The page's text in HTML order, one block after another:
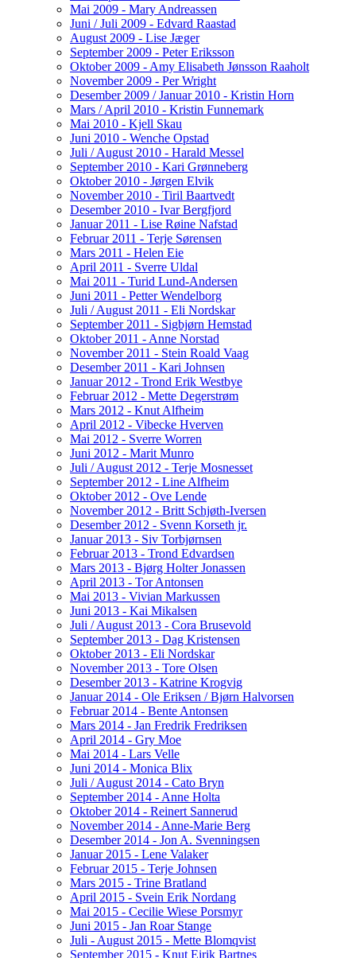
Mai 2009 - Mary Andreassen
Juni / Juli 2009 - Edvard Raastad
August 2009 - Lise Jæger
September 2009 - Peter Eriksson
Oktober 2009 - Amy Elisabeth Jønsson Raaholt
November 2009 - Per Wright
Desember 2009 / Januar 2010 - Kristin Horn
Mars / April 2010 - Kristin Funnemark
Mai 2010 - Kjell Skau
Juni 2010 - Wenche Opstad
Juli / August 2010 - Harald Messel
September 2010 - Kari Grønneberg
Oktober 2010 - Jørgen Elvik
November 2010 - Tiril Baartvedt
Desember 2010 - Ivar Bergfjord
Januar 2011 - Lise Røine Nafstad
Februar 2011 - Terje Sørensen
Mars 2011 - Helen Eie
April 2011 - Sverre Uldal
Mai 2011 - Turid Lund-Andersen
Juni 2011 - Petter Wendelborg
Juli / August 2011 - Eli Nordskar
September 2011 - Sigbjørn Hemstad
Oktober 2011 - Anne Norstad
November 2011 - Stein Roald Vaag
Desember 2011 - Kari Johnsen
Januar 2012 - Trond Erik Westbye
Februar 2012 - Mette Degerstrøm
Mars 2012 - Knut Alfheim
April 2012 - Vibecke Hverven
Mai 2012 - Sverre Worren
Juni 2012 - Marit Munro
Juli / August 2012 - Terje Mosnesset
September 2012 - Line Alfheim
Oktober 2012 - Ove Lende
November 2012 - Britt Schjøth-Iversen
Desember 2012 - Svenn Korseth jr.
Januar 2013 - Siv Torbjørnsen
Februar 2013 - Trond Edvardsen
Mars 2013 - Bjørg Holter Jonassen
April 2013 - Tor Antonsen
Mai 2013 - Vivian Markussen
Juni 2013 - Kai Mikalsen
Juli / August 2013 - Cora Brusevold
September 2013 - Dag Kristensen
Oktober 2013 - Eli Nordskar
November 2013 - Tore Olsen
Desember 2013 - Katrine Krogvig
Januar 2014 - Ole Eriksen / Bjørn Halvorsen
Februar 2014 - Bente Antonsen
Mars 2014 - Jan Fredrik Fredriksen
April 2014 - Gry Moe
Mai 2014 - Lars Velle
Juni 2014 - Monica Blix
Juli / August 2014 - Cato Bryn
September 2014 - Anne Holta
Oktober 2014 - Reinert Sannerud
November 2014 - Anne-Marie Berg
Desember 2014 - Jon A. Svenningsen
Januar 2015 - Lene Valaker
Februar 2015 - Terje Johnsen
Mars 2015 - Trine Bratland
April 2015 - Svein Erik Nordang
Mai 2015 - Cecilie Wiese Porsmyr
Juni 2015 - Jan Roar Stange
Juli - August 2015 - Mette Blomqvist
September 2015 - Knut Eirik Bartnes